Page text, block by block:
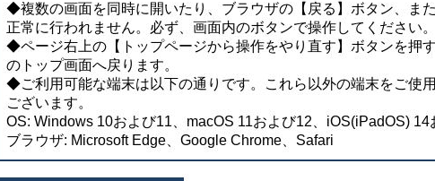
◆複数の画面を同時に開いたり、ブラウザの【戻る】ボタン、ま
正常に行われません。必ず、画面内のボタンで操作してください。
◆ページ右上の【トップページから操作をやり直す】ボタンを押
のトップ画面へ戻ります。
◆ご利用可能な端末は以下の通りです。これら以外の端末をご使
ございます。
OS: Windows 10および11、macOS 11および12、iOS(iPadOS)
ブラウザ: Microsoft Edge、Google Chrome、Safari